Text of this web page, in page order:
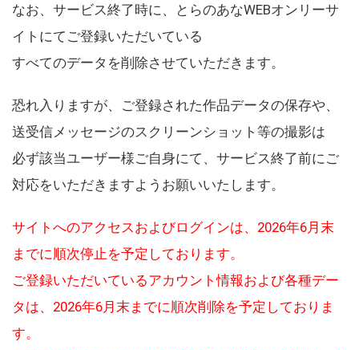
なお、サービス終了時に、とらのあなWEBオンリーサ
イトにてご登録いただいている
すべてのデータを削除させていただきます。
恐れ入りますが、ご登録された作品データの保存や、
送受信メッセージのスクリーンショット等の撮影は
必ず該当ユーザー様ご自身にて、サービス終了前にご
対応をいただきますようお願いいたします。
サイトへのアクセスおよびログインは、2026年6月末
までに順次停止を予定しております。
ご登録いただいているアカウント情報および各種デー
タは、2026年6月末までに順次削除を予定しておりま
す。